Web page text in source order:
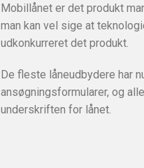
Mobillånet er det produkt
man kan vel sige at
udkonkurreret det produkt.
De fleste låneudbydere har
ansøgningsformularer, og
underskriften for lånet.